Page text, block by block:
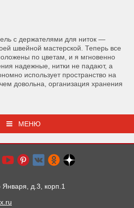
с держателями для ниток —
швейной мастерской. Теперь все
по цветам, и я мгновенно
надежные, нитки не падают, а
использует пространство на
довольна, организация хранения
МЕНЮ
Января, д.3, корп.1